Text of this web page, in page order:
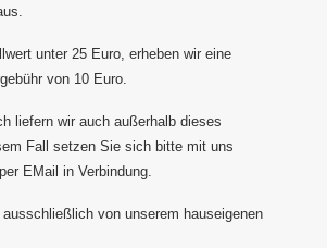
unter 25 Euro, erheben wir eine
von 10 Euro.
liefern wir auch außerhalb dieses
Fall setzen Sie sich bitte mit uns
EMail in Verbindung.
von unserem hauseigenen